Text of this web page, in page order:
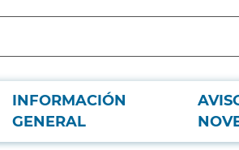
INFORMACIÓN
GENERAL
para el año 2022